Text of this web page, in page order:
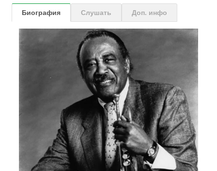
Биография Слушать Доп. инфо